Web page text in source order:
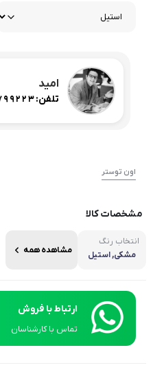
امید
تلفن:
اون توستر
مشخصات کالا
انتخاب رنگ
مشکی, استیل
مشاهده همه
ارتباط با فروش
تماس با کارشناسان